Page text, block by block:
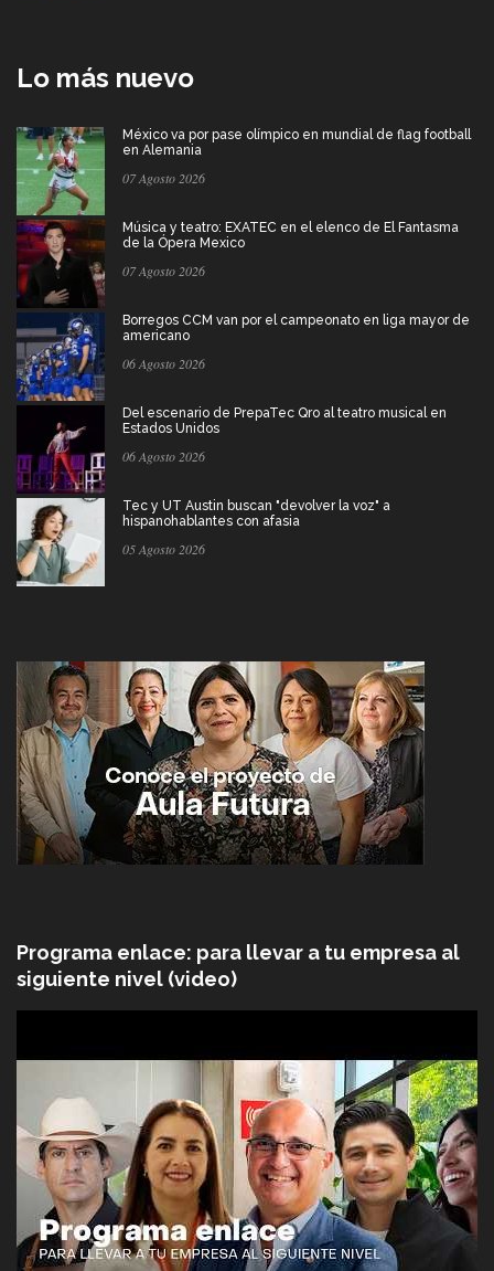
Lo más nuevo
México va por pase olímpico en mundial de flag football
en Alemania
07 Agosto 2026
Música y teatro: EXATEC en el elenco de El Fantasma
de la Ópera Mexico
07 Agosto 2026
Borregos CCM van por el campeonato en liga mayor de
americano
06 Agosto 2026
Del escenario de PrepaTec Qro al teatro musical en
Estados Unidos
06 Agosto 2026
Tec y UT Austin buscan "devolver la voz" a
hispanohablantes con afasia
05 Agosto 2026
Programa enlace: para llevar a tu empresa al
siguiente nivel (video)